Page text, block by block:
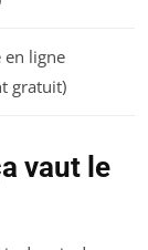
en ligne
gratuit)
vaut le